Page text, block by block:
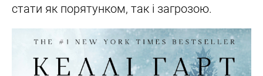
стати як порятунком, так і загрозою.